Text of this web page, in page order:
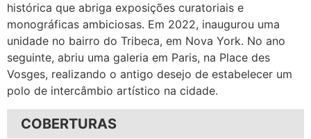
histórica que abriga exposições curatoriais e
monográficas ambiciosas. Em 2022, inaugurou uma
unidade no bairro do Tribeca, em Nova York. No ano
seguinte, abriu uma galeria em Paris, na Place des
Vosges, realizando o antigo desejo de estabelecer um
polo de intercâmbio artístico na cidade.
COBERTURAS